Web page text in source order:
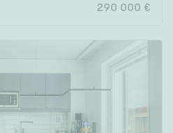
290 000 €